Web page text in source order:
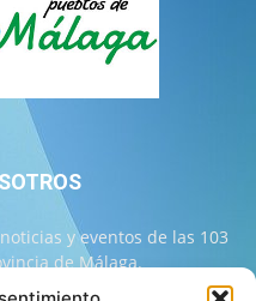
y eventos de las 103
de Málaga.